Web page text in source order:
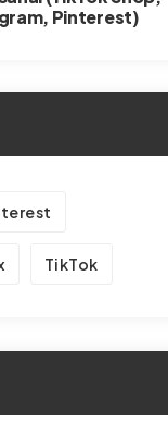
Pinterest)
TikTok